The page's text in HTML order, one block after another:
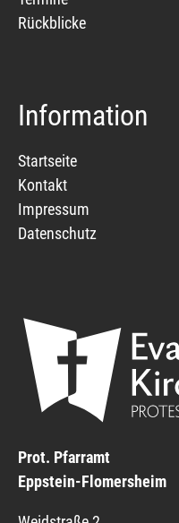
Rückblicke
Information
Startseite
Kontakt
Impressum
Datenschutz
Prot. Pfarramt
Eppstein-Flomersheim